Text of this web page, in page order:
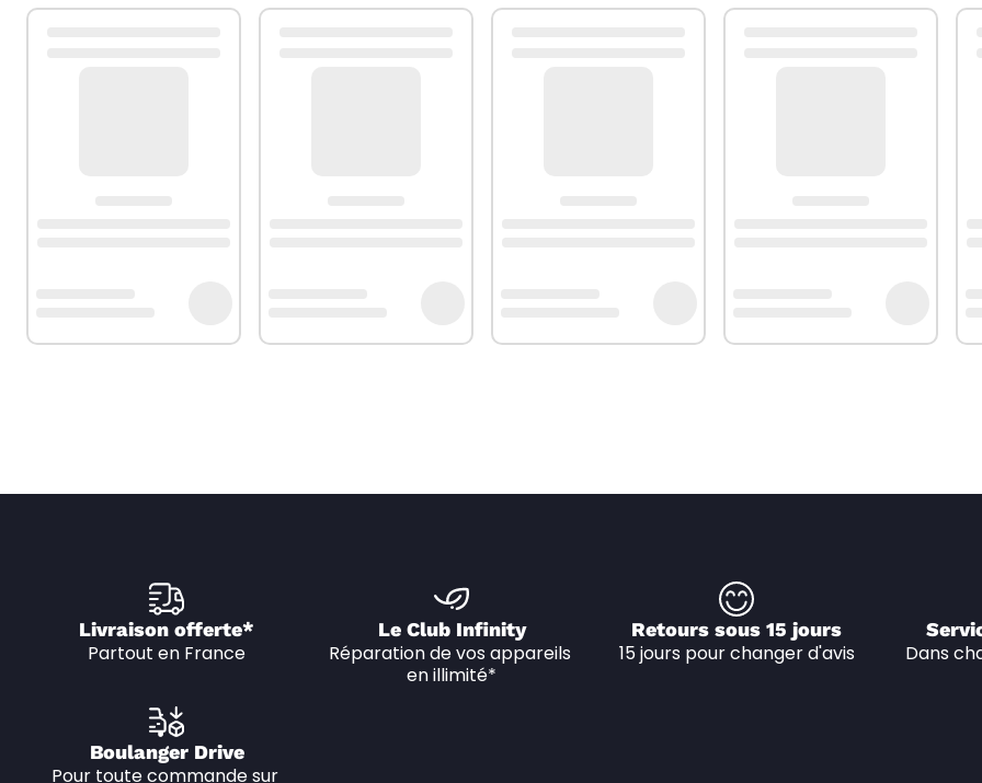
Livraison offerte*
Partout en France
Le Club Infinity
Réparation de vos appareils
en illimité*
Retours sous 15 jours
15 jours pour changer d'avis Dans
Boulanger Drive
Pour toute commande sur